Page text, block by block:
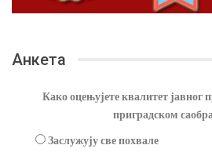
Анкета
Како оцењујете квалитет јавног
приградском
Заслужују све похвале